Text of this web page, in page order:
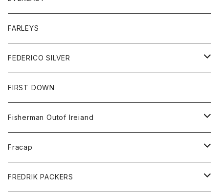
シャツ
セーター
ボトム
ショートパンツ
パンツ
レディース
コート
ジャケット
トップス
ジャケット
スエットシャツ
ボトム
スエットパンツ
グッズ
帽子
FARLEYS
FEDERICO SILVER
アクセサリー
FIRST DOWN
Fisherman Outof Ireiand
ニット
Fracap
グッズ
FREDRIK PACKERS